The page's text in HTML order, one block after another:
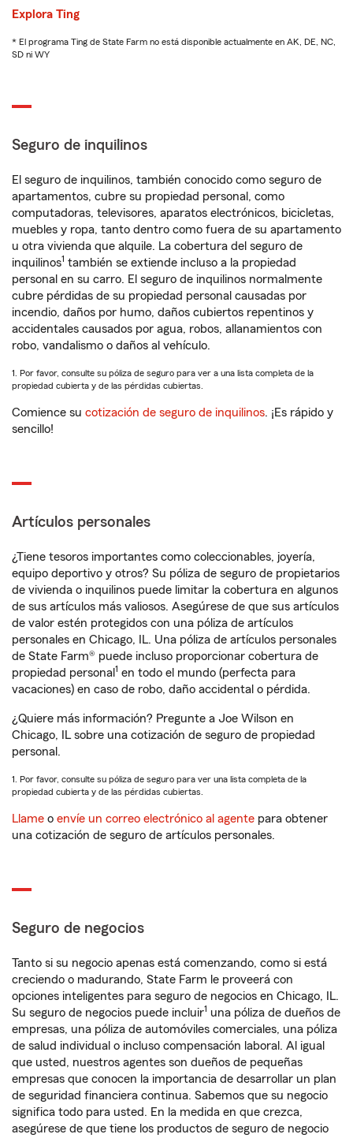
Explora Ting
* El programa Ting de State Farm no está disponible actualmente en AK, DE, NC,
SD ni WY
Seguro de inquilinos
El seguro de inquilinos, también conocido como seguro de
apartamentos, cubre su propiedad personal, como
computadoras, televisores, aparatos electrónicos, bicicletas,
muebles y ropa, tanto dentro como fuera de su apartamento
u otra vivienda que alquile. La cobertura del seguro de
inquilinos1 también se extiende incluso a la propiedad
personal en su carro. El seguro de inquilinos normalmente
cubre pérdidas de su propiedad personal causadas por
incendio, daños por humo, daños cubiertos repentinos y
accidentales causados por agua, robos, allanamientos con
robo, vandalismo o daños al vehículo.
1. Por favor, consulte su póliza de seguro para ver a una lista completa de la
propiedad cubierta y de las pérdidas cubiertas.
Comience su cotización de seguro de inquilinos. ¡Es rápido y
sencillo!
Artículos personales
¿Tiene tesoros importantes como coleccionables, joyería,
equipo deportivo y otros? Su póliza de seguro de propietarios
de vivienda o inquilinos puede limitar la cobertura en algunos
de sus artículos más valiosos. Asegúrese de que sus artículos
de valor estén protegidos con una póliza de artículos
personales en Chicago, IL. Una póliza de artículos personales
de State Farm® puede incluso proporcionar cobertura de
propiedad personal 1 en todo el mundo (perfecta para
vacaciones) en caso de robo, daño accidental o pérdida.
¿Quiere más información? Pregunte a Joe Wilson en
Chicago, IL sobre una cotización de seguro de propiedad
personal.
1. Por favor, consulte su póliza de seguro para ver una lista completa de la
propiedad cubierta y de las pérdidas cubiertas.
Llame o envíe un correo electrónico al agente para obtener
una cotización de seguro de artículos personales.
Seguro de negocios
Tanto si su negocio apenas está comenzando, como si está
creciendo o madurando, State Farm le proveerá con
opciones inteligentes para seguro de negocios en Chicago, IL.
Su seguro de negocios puede incluir1 una póliza de dueños de
empresas, una póliza de automóviles comerciales, una póliza
de salud individual o incluso compensación laboral. Al igual
que usted, nuestros agentes son dueños de pequeñas
empresas que conocen la importancia de desarrollar un plan
de seguridad financiera continua. Sabemos que su negocio
significa todo para usted. En la medida en que crezca,
asegúrese de que tiene los productos de seguro de negocio